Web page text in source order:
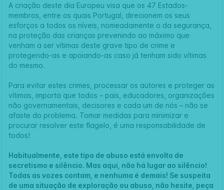
A criação deste dia Europeu visa que os 47 Estados-
membros, entre os quais Portugal, direcionem os seus
esforços a todos os níveis, nomeadamente o da segurança,
na proteção das crianças prevenindo ao máximo que
venham a ser vítimas deste grave tipo de crime e
protegendo-as e apoiando-as caso já tenham sido vítimas
do mesmo.
Para evitar estes crimes, processar os autores e proteger as
vítimas, importa que todos – pais, educadores, organizações
não governamentais, decisores e cada um de nós – não se
afaste do problema. Tomar medidas para minimizar e
procurar resolver este flagelo, é uma responsabilidade de
todos!
Habitualmente, este tipo de abuso está envolto de
secretismo e silêncio. Mas aqui, não há lugar ao silêncio!
Todas as vozes contam, e nenhuma é demais! Se suspeita
de uma situação de exploração ou abuso, não hesite, peça